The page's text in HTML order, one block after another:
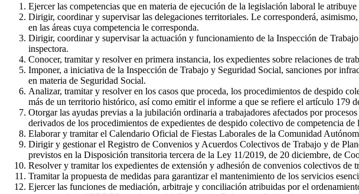
Ejercer las competencias que en materia de ejecución de la legislación laboral le
Dirigir, coordinar y supervisar las delegaciones territoriales. Le corresponderá,
en las áreas cuya competencia le corresponda.
Dirigir, coordinar y supervisar la actuación y funcionamiento de la Inspección de
inspectora.
Conocer, tramitar y resolver en primera instancia, los expedientes sobre relaciones de
Imponer, a iniciativa de la Inspección de Trabajo y Seguridad Social, sanciones por
en materia de Seguridad Social.
Analizar, tramitar y resolver en los casos que proceda, los procedimientos de despido
más de un territorio histórico, así como emitir el informe a que se refiere el artículo
Otorgar las ayudas previas a la jubilación ordinaria a trabajadores afectados por
derivados de los procedimientos de expedientes de despido colectivo de competencia
Elaborar y tramitar el Calendario Oficial de Fiestas Laborales de la Comunidad
Dirigir y gestionar el Registro de Convenios y Acuerdos Colectivos de Trabajo y de
previstos en la Disposición transitoria tercera de la Ley 11/2019, de 20 diciembre, de
Resolver y tramitar los expedientes de extensión y adhesión de convenios colectivos de
Tramitar la propuesta de medidas para garantizar el mantenimiento de los servicios
Ejercer las funciones de mediación, arbitraje y conciliación atribuidas por el